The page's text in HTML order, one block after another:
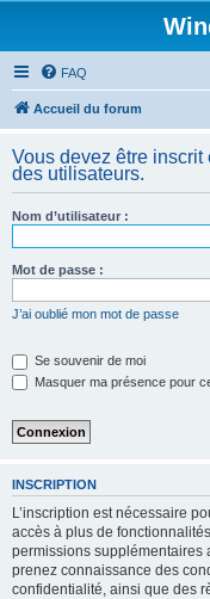
FAQ
Accueil du forum
Vous devez être inscrit
des utilisateurs.
Nom d’utilisateur :
Mot de passe :
J’ai oublié mon mot de passe
Se souvenir de moi
Masquer ma présence pour
INSCRIPTION
L’inscription est nécessaire
accès à plus de
permissions supplémentaires
prenez connaissance des
confidentialité, ainsi que des